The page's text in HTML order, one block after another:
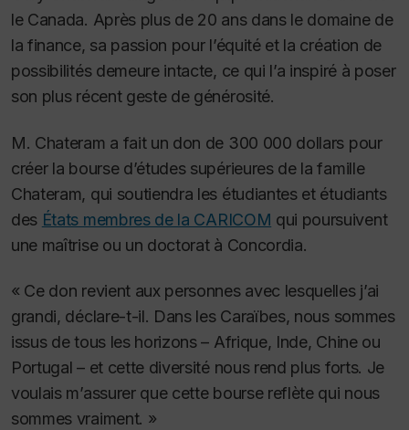
le Canada. Après plus de 20 ans dans le domaine de
la finance, sa passion pour l’équité et la création de
possibilités demeure intacte, ce qui l’a inspiré à poser
son plus récent geste de générosité.
M. Chateram a fait un don de 300 000 dollars pour
créer la bourse d’études supérieures de la famille
Chateram, qui soutiendra les étudiantes et étudiants
des États membres de la CARICOM qui poursuivent
une maîtrise ou un doctorat à Concordia.
« Ce don revient aux personnes avec lesquelles j’ai
grandi, déclare-t-il. Dans les Caraïbes, nous sommes
issus de tous les horizons – Afrique, Inde, Chine ou
Portugal – et cette diversité nous rend plus forts. Je
voulais m’assurer que cette bourse reflète qui nous
sommes vraiment. »